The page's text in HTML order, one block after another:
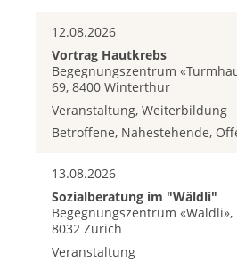
12.08.2026
Vortrag Hautkrebs
Begegnungszentrum
69, 8400 Winterthur
Veranstaltung, Weiterbildung
Betroffene, Nahestehende,
13.08.2026
Sozialberatung im "Wäldli"
Begegnungszentrum «Wäldli»,
8032 Zürich
Veranstaltung